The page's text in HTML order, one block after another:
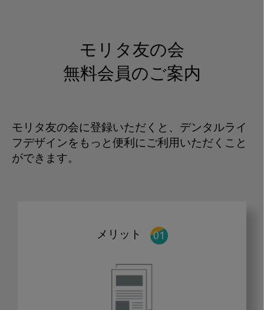
モリタ友の会
無料会員のご案内
モリタ友の会に登録いただくと、デンタルライ
フデザインをもっと便利にご利用いただくこと
ができます。
メリット